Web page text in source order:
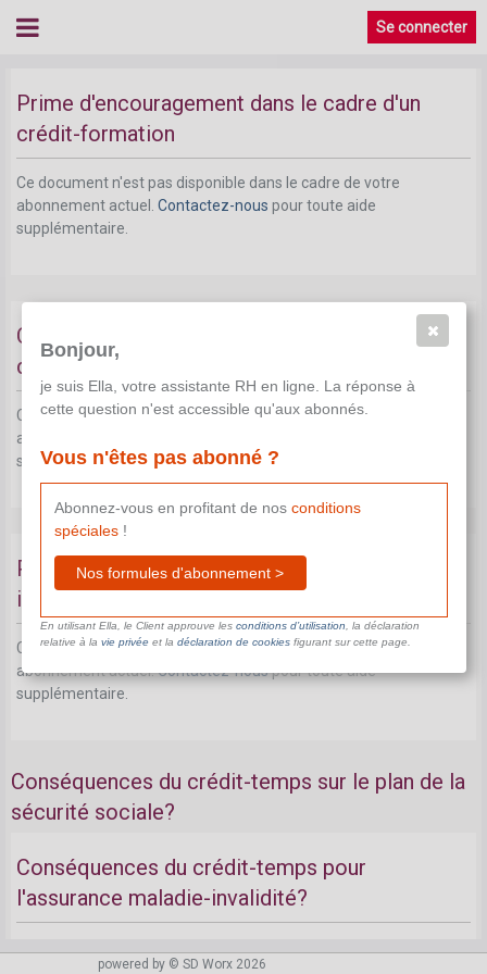
Se connecter
Prime d'encouragement dans le cadre d'un
crédit-formation
Ce document n'est pas disponible dans le cadre de votre
abonnement actuel. Contactez-nous pour toute aide
supplémentaire.
Comment demander une prime
d'encouragement?
Ce document n'est pas disponible dans le cadre de votre
abonnement actuel.
supplémentaire.
Perte du droit aux primes d'encouragement et
interdicition de cumul
Ce document n'est pas disponible dans le cadre de votre
abonnement actuel.Contactez-nouspour toute aide
supplémentaire.
Conséquences du crédit-temps sur le plan de la
sécurité sociale?
Conséquences du crédit-temps pour
l'assurance maladie-invalidité?
abonnement actuel.Contactez-nous
powered by © SD Worx 2026
Bonjour,
je suis Ella, votre assistante RH en ligne. La réponse à
cette question n'est accessible qu'aux abonnés.
Vous n'êtes pas abonné ?
Abonnez-vous en profitant de nos conditions
spéciales!
Nos formules d'abonnement >
En utilisant Ella, le Client approuve les conditions d’utilisation , la déclaration
relative à la vie privéeet la déclaration de cookiesfigurant sur cette page.